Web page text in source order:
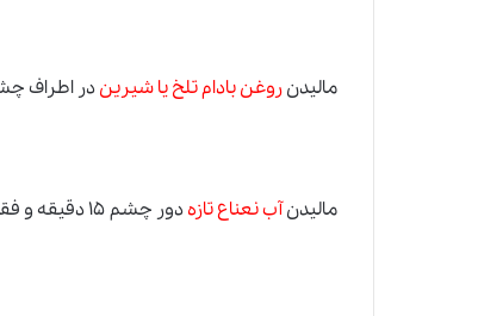
مالیدنروغن بادام تلخ یا شیریندر اطراف
مالیدنآب نعناع تازهدور چشم ۱۵ دقیقه و فقط داخل چشم نریزد.